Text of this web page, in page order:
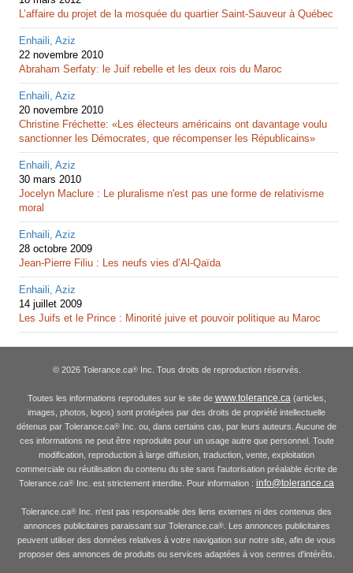
L’affaire du projet de la mosquée du quartier Saint-Sauveur à Québec
Enhaili, Aziz
22 novembre 2010
Abraham Serfaty: le Juif rebelle et les deux rois du Maroc
Enhaili, Aziz
20 novembre 2010
Christine Fréchette: «Les électeurs américains ont davantage voulu
sanctionner les Démocrates, que récompenser les Républicains»
Enhaili, Aziz
30 mars 2010
Jocelyn Maclure : Le pluralisme n'est pas une forme de relativisme
moral
Enhaili, Aziz
28 octobre 2009
Jean-Pierre Filiu : Les neufs vies d’Al-Qaïda
Enhaili, Aziz
14 juillet 2009
Les Juifs et le Prince : Minorité juive et pouvoir politique au Maroc
© 2026 Tolerance.ca®Inc. Tous droits de reproduction réservés.
Toutes les informations reproduites sur le site de www.tolerance.ca (articles,
images, photos, logos) sont protégées par des droits de propriété intellectuelle
détenus par Tolerance.ca® Inc. ou, dans certains cas, par leurs auteurs. Aucune de
ces informations ne peut être reproduite pour un usage autre que personnel. Toute
modification, reproduction à large diffusion, traduction, vente, exploitation
commerciale ou réutilisation du contenu du site sans l'autorisation préalable écrite de
Tolerance.ca® Inc. est strictement interdite. Pour information : info@tolerance.ca
Tolerance.ca® Inc. n'est pas responsable des liens externes ni des contenus des
annonces publicitaires paraissant sur Tolerance.ca®. Les annonces publicitaires
peuvent utiliser des données relatives à votre navigation sur notre site, afin de vous
proposer des annonces de produits ou services adaptées à vos centres d'intérêts.